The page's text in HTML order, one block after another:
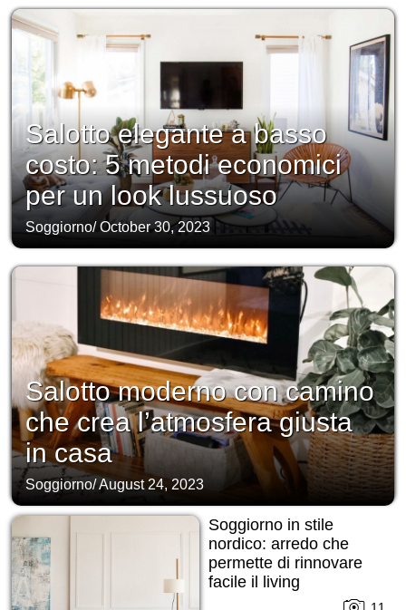
Salotto elegante a basso
costo: 5 metodi economici
per un look lussuoso
Soggiorno/October 30, 2023
Salotto moderno con camino
che crea l’atmosfera giusta
in casa
Soggiorno/August 24, 2023
Soggiorno in stile
nordico: arredo che
permette di rinnovare
facile il living